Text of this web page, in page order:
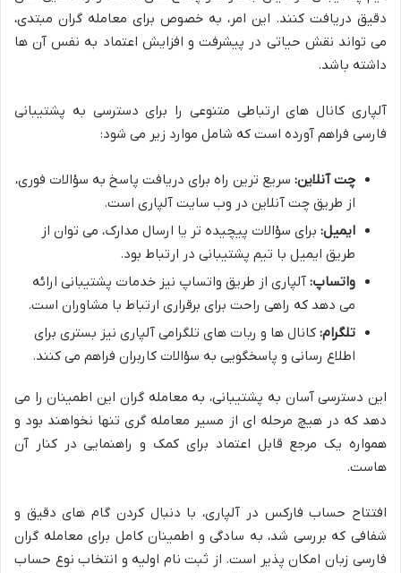
دقیق دریافت کنند. این امر، به خصوص برای معامله گران مبتدی،
می تواند نقش حیاتی در پیشرفت و افزایش اعتماد به نفس آن ها
داشته باشد.
آلپاری کانال های ارتباطی متنوعی را برای دسترسی به پشتیبانی
فارسی فراهم آورده است که شامل موارد زیر می شود:
چت آنلاین: سریع ترین راه برای دریافت پاسخ به سؤالات فوری،
از طریق چت آنلاین در وب سایت آلپاری است.
ایمیل: برای سؤالات پیچیده تر یا ارسال مدارک، می توان از
طریق ایمیل با تیم پشتیبانی در ارتباط بود.
واتساپ: آلپاری از طریق واتساپ نیز خدمات پشتیبانی ارائه
می دهد که راهی راحت برای برقراری ارتباط با مشاوران است.
تلگرام: کانال ها و ربات های تلگرامی آلپاری نیز بستری برای
اطلاع رسانی و پاسخگویی به سؤالات کاربران فراهم می کنند.
این دسترسی آسان به پشتیبانی، به معامله گران این اطمینان را می
دهد که در هیچ مرحله ای از مسیر معامله گری تنها نخواهند بود و
همواره یک مرجع قابل اعتماد برای کمک و راهنمایی در کنار آن
هاست.
افتتاح حساب فارکس در آلپاری، با دنبال کردن گام های دقیق و
شفافی که بررسی شد، به سادگی و اطمینان کامل برای معامله گران
فارسی زبان امکان پذیر است. از ثبت نام اولیه و انتخاب نوع حساب